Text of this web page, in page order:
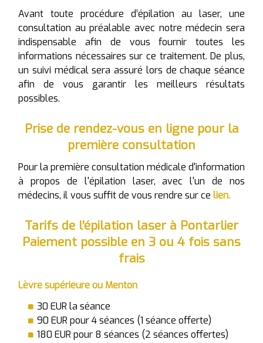
Avant toute procédure d’épilation au laser, une
consultation au préalable avec notre médecin sera
indispensable afin de vous fournir toutes les
informations nécessaires sur ce traitement. De plus,
un suivi médical sera assuré lors de chaque séance
afin de vous garantir les meilleurs résultats
possibles.
Prise de rendez-vous en ligne pour la
première consultation
Pour la première consultation médicale d'information
à propos de l'épilation laser, avec l'un de nos
médecins, il vous suffit de vous rendre sur ce lien.
Tarifs de l'épilation laser à Pontarlier
Paiement possible en 3 ou 4 fois sans
frais
Lèvre supérieure ou Menton
30 EUR la séance
90 EUR pour 4 séances (1 séance offerte)
180 EUR pour 8 séances (2 séances offertes)